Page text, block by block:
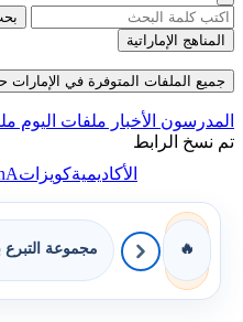
المناهج الإماراتية
جميع الملفات المتوفرة في الإمارات حتى تاريخ
المدرسون الأخبار ملفات اليوم
تم نسخ الرابط
الأكاديميةكويزات
🔥 مجموعة التبرع